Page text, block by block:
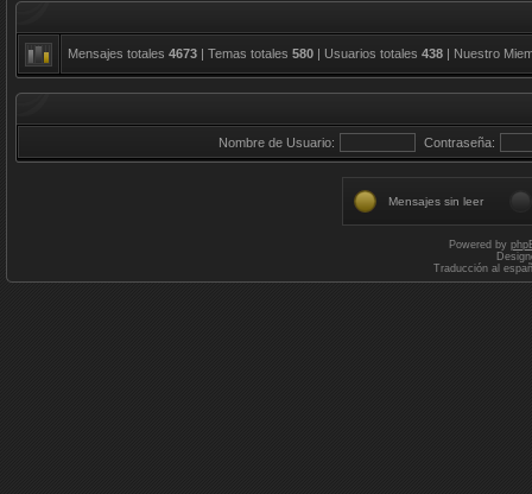
Mensajes totales 4673 | Temas totales 580 | Usuarios totales 438 | Nuestro
Nombre de Usuario: Contraseña:
Mensajes sin leer
Powered by
Traducción al